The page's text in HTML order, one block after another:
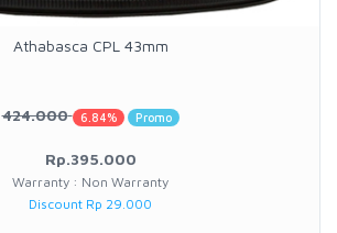
Athabasca CPL 43mm
424.000 6.84% Promo
Rp.395.000
Warranty : Non Warranty
Discount Rp 29.000